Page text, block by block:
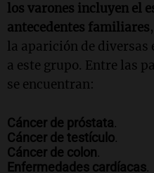
los varones incluyen el
antecedentes familiares
la aparición de diversas
a este grupo. Entre las
se encuentran:
Cáncer de próstata.
Cáncer de testículo.
Cáncer de colon.
Enfermedades cardíacas.